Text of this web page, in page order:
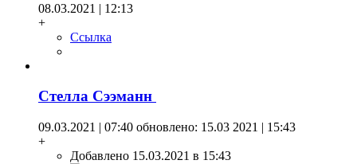
08.03.2021 | 12:13
+
Ссылка
Стелла Сээманн
09.03.2021 | 07:40 обновлено: 15.03 2021 | 15:43
+
Добавлено 15.03.2021 в 15:43